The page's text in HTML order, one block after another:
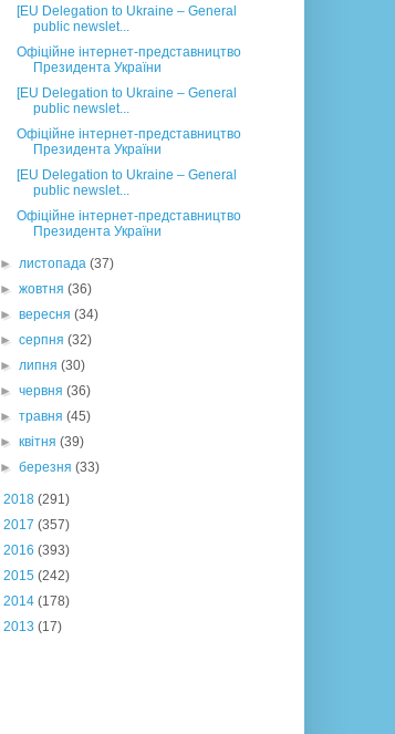
[EU Delegation to Ukraine – General
public newslet...
Офіційне інтернет-представництво
Президента України
[EU Delegation to Ukraine – General
public newslet...
Офіційне інтернет-представництво
Президента України
[EU Delegation to Ukraine – General
public newslet...
Офіційне інтернет-представництво
Президента України
►листопада(37)
►жовтня(36)
►вересня(34)
►серпня(32)
►липня(30)
►червня(36)
►травня(45)
►квітня(39)
►березня(33)
2018 (291)
2017 (357)
2016 (393)
2015 (242)
2014 (178)
2013 (17)